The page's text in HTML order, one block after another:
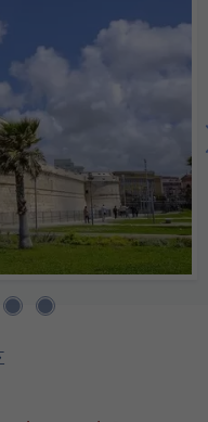
20:00
Ισπανία
07:00
20:00
Ισπανία